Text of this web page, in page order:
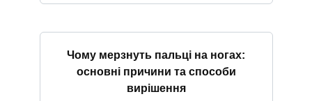
Чому мерзнуть пальці на ногах:
основні причини та способи
вирішення